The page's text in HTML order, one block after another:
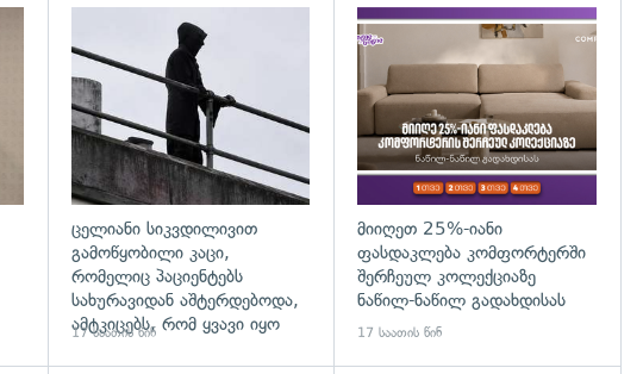
გადახედვა
ცელიანი სიკვდილივით
გამოწყობილი კაცი,
რომელიც პაციენტებს
სახურავიდან აშტერდებოდა,
ამტკიცებს, რომ ყვავი იყო
17 საათის წინ
მიიღეთ 25%-იანი
ფასდაკლება კომფორტერში
შერჩეულ კოლექციაზე
ნაწილ-ნაწილ გადახდისას
17 საათის წინ